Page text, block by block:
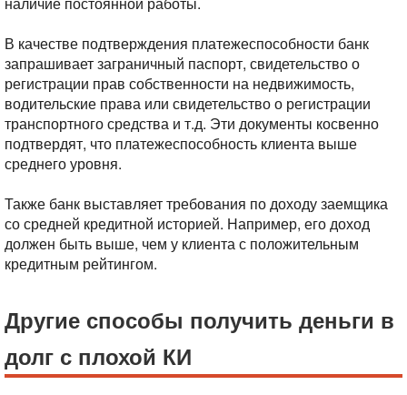
В качестве подтверждения платежеспособности банк
запрашивает заграничный паспорт, свидетельство о
регистрации прав собственности на недвижимость,
водительские права или свидетельство о регистрации
транспортного средства и т.д. Эти документы косвенно
подтвердят, что платежеспособность клиента выше
среднего уровня.
Также банк выставляет требования по доходу заемщика
со средней кредитной историей. Например, его доход
должен быть выше, чем у клиента с положительным
кредитным рейтингом.
Другие способы получить деньги в
долг с плохой КИ